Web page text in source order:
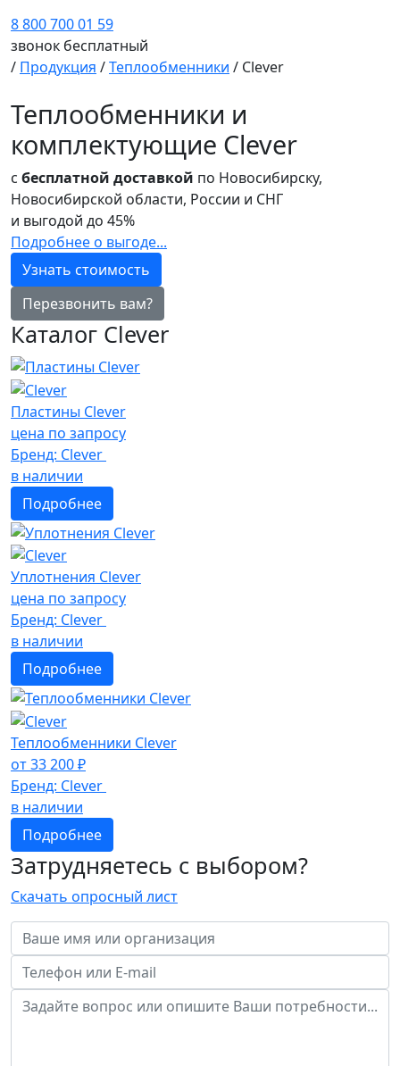
8 800 700 01 59
звонок бесплатный
/ Продукция /Теплообменники / Clever
Теплообменники и
комплектующие Clever
с бесплатной доставкой по Новосибирску,
Новосибирской области, России и СНГ
и выгодой до 45%
Подробнее о выгоде...
Узнать стоимость
Перезвонить вам?
Каталог Clever
Пластины Clever
цена по запросу
Бренд: Clever
в наличии
Подробнее
Уплотнения Clever
цена по запросу
Бренд: Clever
в наличии
Подробнее
Теплообменники Clever
от33 200₽
Бренд: Clever
в наличии
Подробнее
Затрудняетесь с выбором?
Скачать опросный лист